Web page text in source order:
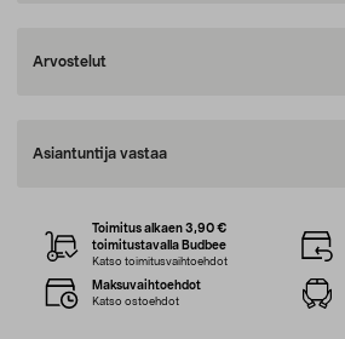
Arvostelut
Asiantuntija vastaa
Toimitus alkaen 3,90 €
toimitustavalla Budbee
Katso toimitusvaihtoehdot
Maksuvaihtoehdot
Katso ostoehdot